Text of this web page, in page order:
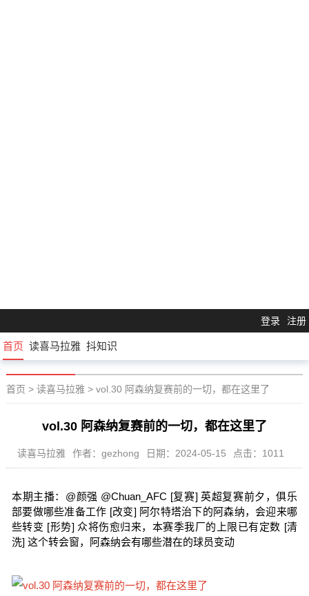
登录 注册
首页 读喜马拉雅 抖知识
首页 > 读喜马拉雅> vol.30 阿森纳复赛前的一切，都在这里了
vol.30 阿森纳复赛前的一切，都在这里了
读喜马拉雅 作者：gezhong 日期：2024-05-15 点击：1011
本期主播：@颜强 @Chuan_AFC [复赛] 英超复赛前夕，俱乐
部要做哪些准备工作 [改变] 阿尔特塔治下的阿森纳，会迎来哪
些转变 [形势] 众将伤愈归来，本赛季我厂的上限已有定数 [清
洗] 这个转会窗，阿森纳会有哪些潜在的球员变动